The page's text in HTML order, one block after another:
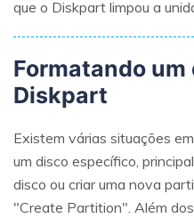
que o Diskpart limpou a
Formatando
Diskpart
Existem várias situações
um disco específico,
disco ou criar uma nova
"Create Partition". Além